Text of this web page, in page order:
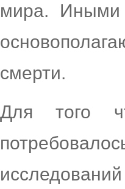
мира. Иными
смерти.
Для того